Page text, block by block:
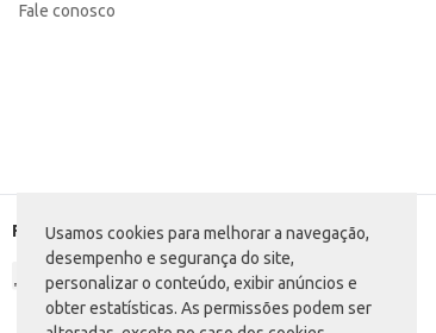
Usamos cookies para melhorar a navegação,
desempenho e segurança do site,
personalizar o conteúdo, exibir anúncios e
obter estatísticas. As permissões podem ser
Fale conosco
Formas de pagamento